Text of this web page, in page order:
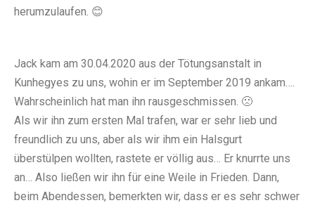
herumzulaufen. 😊
Jack kam am 30.04.2020 aus der Tötungsanstalt in
Kunhegyes zu uns, wohin er im September 2019 ankam….
Wahrscheinlich hat man ihn rausgeschmissen. 🙁
Als wir ihn zum ersten Mal trafen, war er sehr lieb und
freundlich zu uns, aber als wir ihm ein Halsgurt
überstülpen wollten, rastete er völlig aus… Er knurrte uns
an… Also ließen wir ihn für eine Weile in Frieden. Dann,
beim Abendessen, bemerkten wir, dass er es sehr schwer